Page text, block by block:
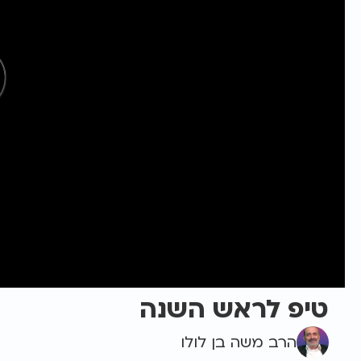
טיפ לראש השנה
הרב משה בן לולו